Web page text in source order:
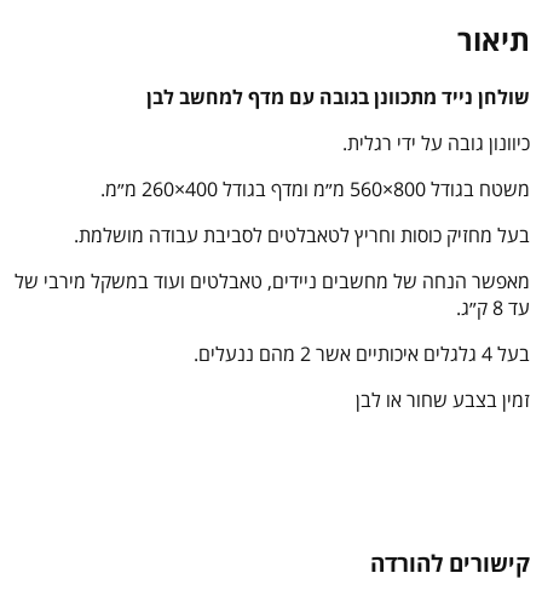
תיאור
שולחן נייד מתכוונן בגובה עם מדף למחשב לבן
כיוונון גובה על ידי רגלית.
משטח בגודל 800×560 מ״מ ומדף בגודל 400×260 מ״מ.
בעל מחזיק כוסות וחריץ לטאבלטים לסביבת עבודה מושלמת.
מאפשר הנחה של מחשבים ניידים, טאבלטים ועוד במשקל מירבי של
עד 8 ק״ג.
בעל 4 גלגלים איכותיים אשר 2 מהם ננעלים.
זמין בצבע שחור או לבן
קישורים להורדה